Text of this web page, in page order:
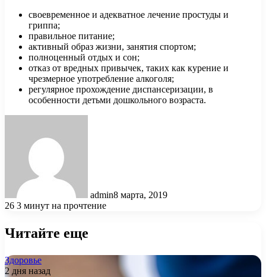
своевременное и адекватное лечение простуды и
гриппа;
правильное питание;
активный образ жизни, занятия спортом;
полноценный отдых и сон;
отказ от вредных привычек, таких как курение и
чрезмерное употребление алкоголя;
регулярное прохождение диспансеризации, в
особенности детьми дошкольного возраста.
admin8 марта, 2019
26 3 минут на прочтение
Читайте еще
Здоровье
2 дня назад